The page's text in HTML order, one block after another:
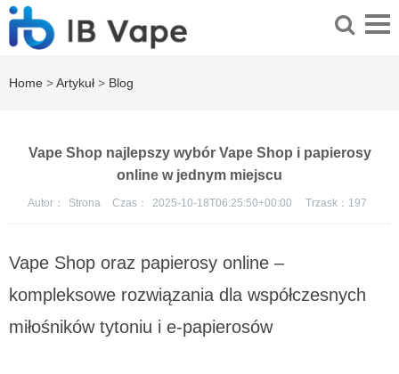
Home >Artykuł > Blog
Vape Shop najlepszy wybór Vape Shop i papierosy
online w jednym miejscu
Autor： Strona Czas： 2025-10-18T06:25:50+00:00 Trzask： 197
Vape Shop oraz papierosy online –
kompleksowe rozwiązania dla współczesnych
miłośników tytoniu i e-papierosów